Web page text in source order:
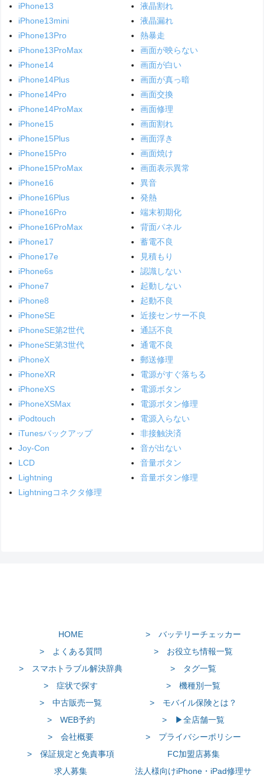
iPhone13
iPhone13mini
iPhone13Pro
iPhone13ProMax
iPhone14
iPhone14Plus
iPhone14Pro
iPhone14ProMax
iPhone15
iPhone15Plus
iPhone15Pro
iPhone15ProMax
iPhone16
iPhone16Plus
iPhone16Pro
iPhone16ProMax
iPhone17
iPhone17e
iPhone6s
iPhone7
iPhone8
iPhoneSE
iPhoneSE第2世代
iPhoneSE第3世代
iPhoneX
iPhoneXR
iPhoneXS
iPhoneXSMax
iPodtouch
iTunesバックアップ
Joy-Con
LCD
Lightning
Lightningコネクタ修理
液晶割れ
液晶漏れ
熱暴走
画面が映らない
画面が白い
画面が真っ暗
画面交換
画面修理
画面割れ
画面浮き
画面焼け
画面表示異常
異音
発熱
端末初期化
背面パネル
蓄電不良
見積もり
認識しない
起動しない
起動不良
近接センサー不良
通話不良
通電不良
郵送修理
電源がすぐ落ちる
電源ボタン
電源ボタン修理
電源入らない
非接触決済
音が出ない
音量ボタン
音量ボタン修理
HOME
> バッテリーチェッカー
> よくある質問
> お役立ち情報一覧
> スマホトラブル解決辞典
> タグ一覧
> 症状で探す
> 機種別一覧
> 中古販売一覧
> モバイル保険とは？
> WEB予約
> ▶全店舗一覧
> 会社概要
> プライバシーポリシー
> 保証規定と免責事項
FC加盟店募集
求人募集
法人様向けiPhone・iPad修理サ